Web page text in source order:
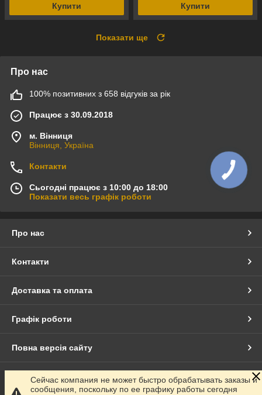
Купити Купити
Показати ще
Про нас
100% позитивних з 658 відгуків за рік
Працює з 30.09.2018
м. Вінниця
Вінниця, Україна
Контакти
Сьогодні працює з 10:00 до 18:00
Показати весь графік роботи
Про нас
Контакти
Доставка та оплата
Графік роботи
Повна версія сайту
Сайт створено на маркетплейсі Prom.ua
Сейчас компания не может быстро обрабатывать заказы и
сообщения, поскольку по ее графику работы сегодня